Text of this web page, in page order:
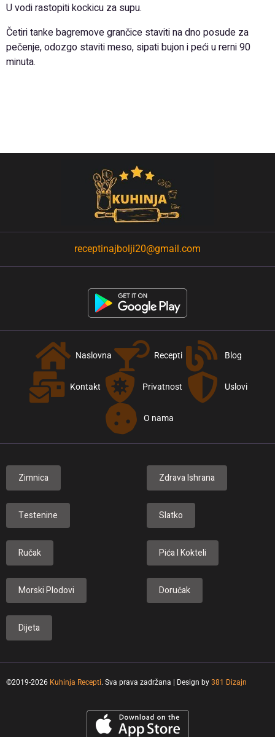
U vodi rastopiti kockicu za supu.
Četiri tanke bagremove grančice staviti na dno posude za
pečenje, odozgo staviti meso, sipati bujon i peći u rerni 90
minuta.
receptinajbolji20@gmail.com
Naslovna Recepti Blog
Kontakt Privatnost Uslovi
O nama
Zimnica Zdrava Ishrana
Testenine Slatko
Ručak Pića I Kokteli
Morski Plodovi Doručak
Dijeta
©2019-2026 Kuhinja Recepti. Sva prava zadržana | Design by 381 Dizajn